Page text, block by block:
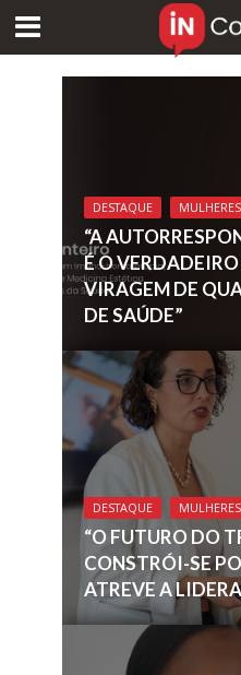
DESTAQUE
“A
É O
VIRAGEM DE
DE SAÚDE”
DESTAQUE
“O FUTURO DO
CONSTRÓI-SE
ATREVE A